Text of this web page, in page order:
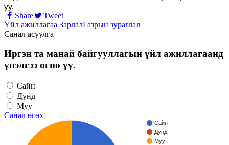
уу.
Share
Tweet
Үйл ажиллагаа ЗарлалГазрын зураглал
Санал асуулга
Иргэн та манай байгууллагын үйл ажиллагаанд
үнэлгээ өгнө үү.
Сайн
Дунд
Муу
Санал өгөх
Сайн
Дунд
Муу